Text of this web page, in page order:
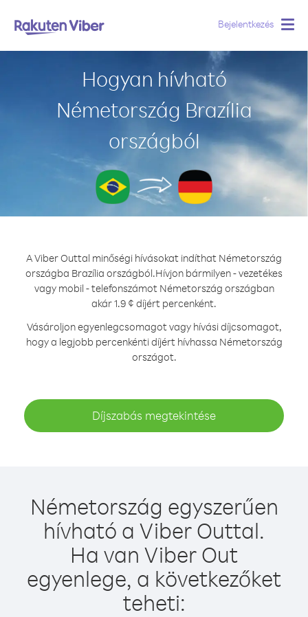
Bejelentkezés
Hogyan hívható
Németország Brazília
országból
A Viber Outtal minőségi hívásokat indíthat Németország
országba Brazília országból.Hívjon bármilyen - vezetékes
vagy mobil - telefonszámot Németország országban
akár 1.9 ¢ díjért percenként.
Vásároljon egyenlegcsomagot vagy hívási díjcsomagot,
hogy a legjobb percenkénti díjért hívhassa Németország
országot.
Díjszabás megtekintése
Németország egyszerűen
hívható a Viber Outtal.
Ha van Viber Out
egyenlege, a következőket
teheti: